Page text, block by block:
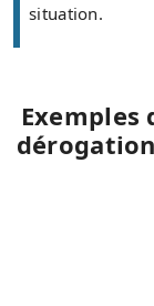
situation.